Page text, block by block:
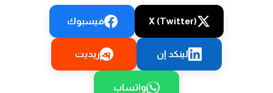
X (Twitter) فيسبوك
لينكد إن ريديت
واتساب